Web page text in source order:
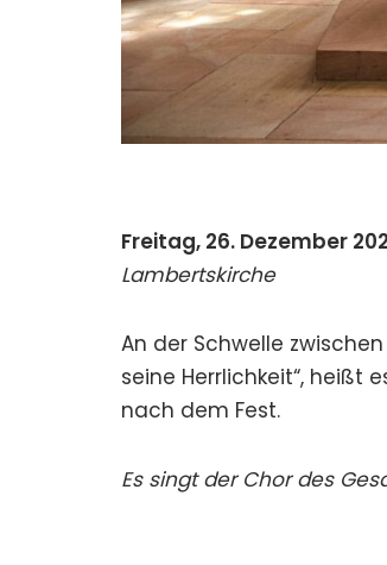
Freitag, 26. Dezember
Lambertskirche
An der Schwelle
seine Herrlichkeit“, heißt
nach dem Fest.
Es singt der Chor des